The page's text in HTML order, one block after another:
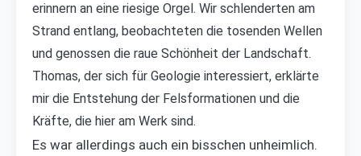
erinnern an eine riesige Orgel. Wir schlenderten am
Strand entlang, beobachteten die tosenden Wellen
und genossen die raue Schönheit der Landschaft.
Thomas, der sich für Geologie interessiert, erklärte
mir die Entstehung der Felsformationen und die
Kräfte, die hier am Werk sind.
Es war allerdings auch ein bisschen unheimlich.